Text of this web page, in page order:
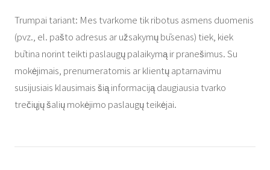
Trumpai tariant: Mes tvarkome tik ribotus asmens duomenis
(pvz., el. pašto adresus ar užsakymų būsenas) tiek, kiek
būtina norint teikti paslaugų palaikymą ir pranešimus. Su
mokėjimais, prenumeratomis ar klientų aptarnavimu
susijusiais klausimais šią informaciją daugiausia tvarko
trečiųjų šalių mokėjimo paslaugų teikėjai.